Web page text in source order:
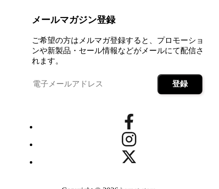
メールマガジン登録
ご希望の方はメルマガ登録すると、プロモーショ
ンや新製品・セール情報などがメールにて配信さ
れます。